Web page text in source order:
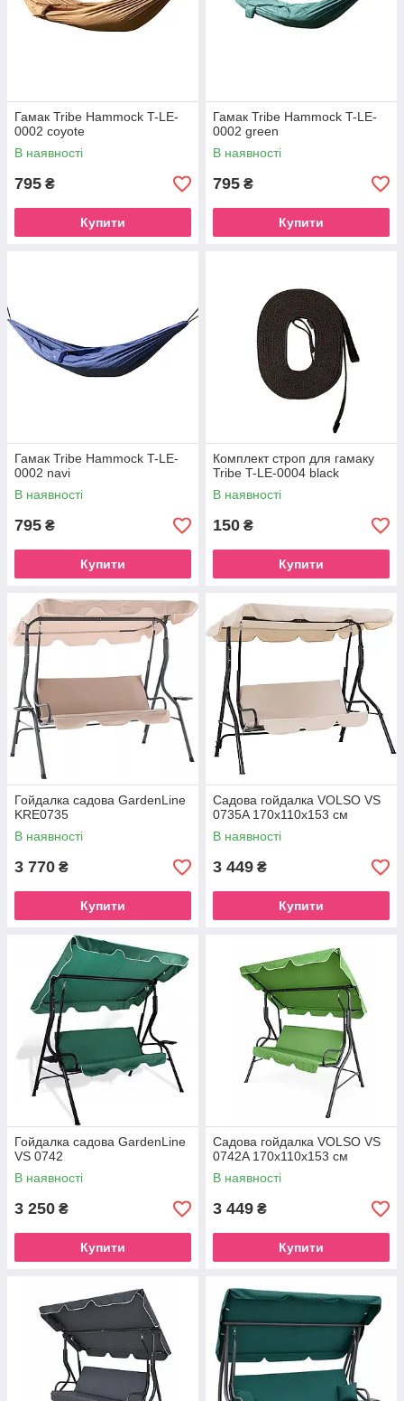
Гамак Tribe Hammock T-LE-
0002 coyote
В наявності
795 ₴
Купити
Гамак Tribe Hammock T-LE-
0002 green
В наявності
795 ₴
Купити
Гамак Tribe Hammock T-LE-
0002 navi
В наявності
795 ₴
Купити
Комплект строп для гамаку
Tribe T-LE-0004 black
В наявності
150 ₴
Купити
Гойдалка садова GardenLine
KRE0735
В наявності
3 770 ₴
Купити
Садова гойдалка VOLSO VS
0735A 170x110x153 см
В наявності
3 449 ₴
Купити
Гойдалка садова GardenLine
VS 0742
В наявності
3 250 ₴
Купити
Садова гойдалка VOLSO VS
0742A 170x110x153 см
В наявності
3 449 ₴
Купити